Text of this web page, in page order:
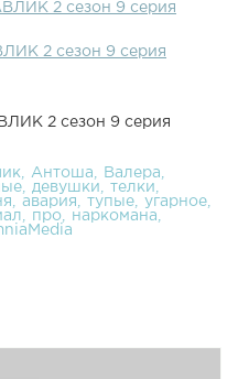
2 сезон 9 серия
2 сезон 9 серия
2 сезон 9 серия
Антоша
Валера
девушки
телки
авария тупые
угарное
про
наркомана